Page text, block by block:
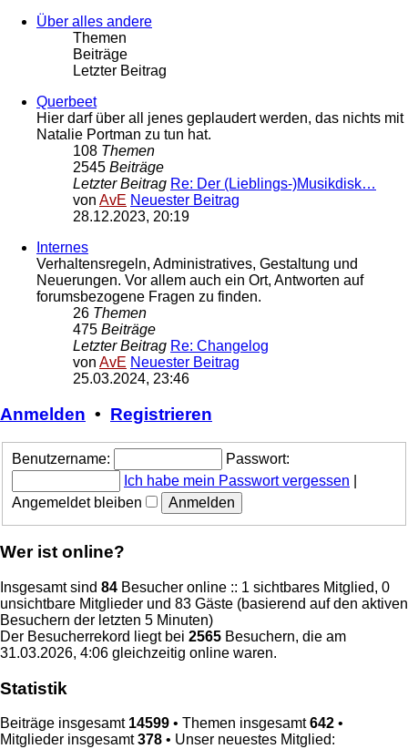
Über alles andere
Themen
Beiträge
Letzter Beitrag
Querbeet
Hier darf über all jenes geplaudert werden, das nichts mit
Natalie Portman zu tun hat.
108 Themen
2545 Beiträge
Letzter Beitrag Re: Der (Lieblings-)Musikdisk…
von AvE Neuester Beitrag
28.12.2023, 20:19
Internes
Verhaltensregeln, Administratives, Gestaltung und
Neuerungen. Vor allem auch ein Ort, Antworten auf
forumsbezogene Fragen zu finden.
26 Themen
475 Beiträge
Letzter Beitrag Re: Changelog
von AvE Neuester Beitrag
25.03.2024, 23:46
Anmelden • Registrieren
Benutzername:
Passwort:
Ich habe mein Passwort vergessen
Angemeldet bleiben
Wer ist online?
Insgesamt sind 84 Besucher online :: 1 sichtbares Mitglied, 0
unsichtbare Mitglieder und 83 Gäste (basierend auf den aktiven
Besuchern der letzten 5 Minuten)
Der Besucherrekord liegt bei 2565 Besuchern, die am
31.03.2026, 4:06 gleichzeitig online waren.
Statistik
Beiträge insgesamt 14599 • Themen insgesamt642 •
Mitglieder insgesamt378 • Unser neuestes Mitglied: